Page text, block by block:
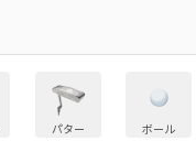
パター ボール